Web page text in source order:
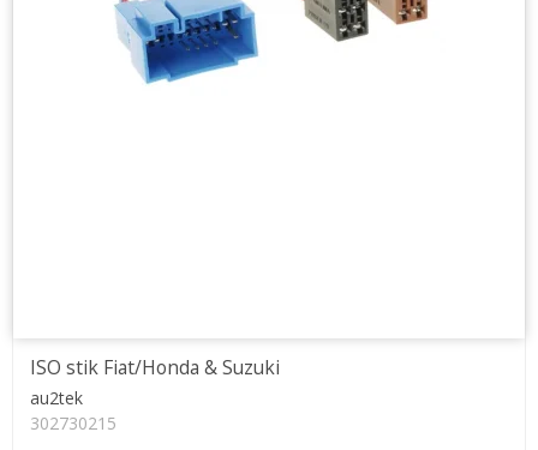
ISO stik Fiat/Honda & Suzuki
au2tek
302730215